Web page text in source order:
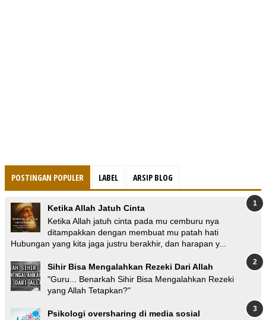
POSTINGAN POPULER LABEL ARSIP BLOG
Ketika Allah Jatuh Cinta
Ketika Allah jatuh cinta pada mu cemburu nya
ditampakkan dengan membuat mu patah hati
Hubungan yang kita jaga justru berakhir, dan harapan y...
Sihir Bisa Mengalahkan Rezeki Dari Allah
"Guru... Benarkah Sihir Bisa Mengalahkan Rezeki
yang Allah Tetapkan?"
Psikologi oversharing di media sosial